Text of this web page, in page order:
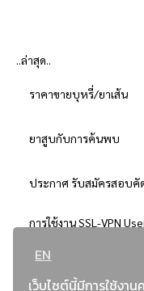
EN
เว็บไซต์นี้มีการใช้งา
..ล่าสุด..
ราคาขายบุหรี่/ยาเส้น
ยาสูบกับการค้นพบ
ประกาศ รับสมัครสอบคั
การใช้งาน SSL-VPN
..ยอดนิยม..